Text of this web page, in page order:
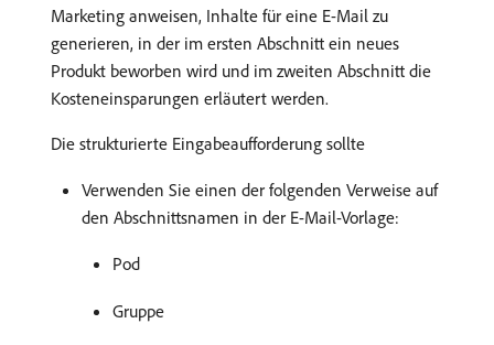
Marketing anweisen, Inhalte für eine E-Mail zu
generieren, in der im ersten Abschnitt ein neues
Produkt beworben wird und im zweiten Abschnitt die
Kosteneinsparungen erläutert werden.
Die strukturierte Eingabeaufforderung sollte
Verwenden Sie einen der folgenden Verweise auf
den Abschnittsnamen in der E-Mail-Vorlage:
Pod
Gruppe